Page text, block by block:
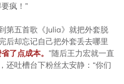
疯！”
第五首歌《Julia》就把外套脱
后却忘记自己把外套丢去哪里
了点成本。 ”随后王力宏就一直
还吐槽台下粉丝太安静：“你们